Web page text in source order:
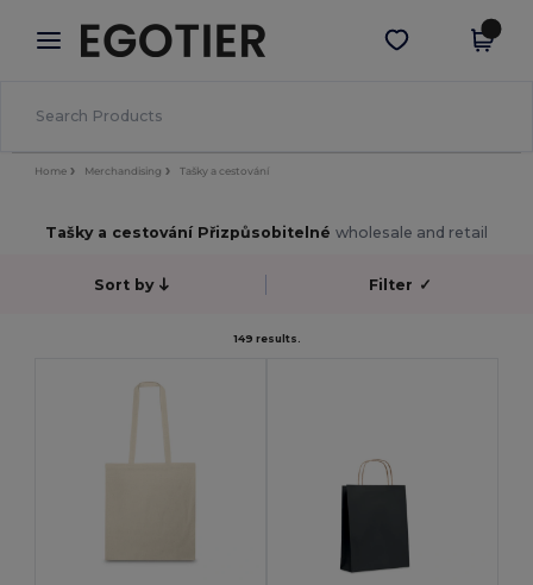
× Aplikace Egotier
Lepší ceny v aplikaci!
Stáhnout app
Home Merchandising Tašky a cestování
Tašky a cestování Přizpůsobitelné wholesale and retail
Sort by Filter ✓
149 results.